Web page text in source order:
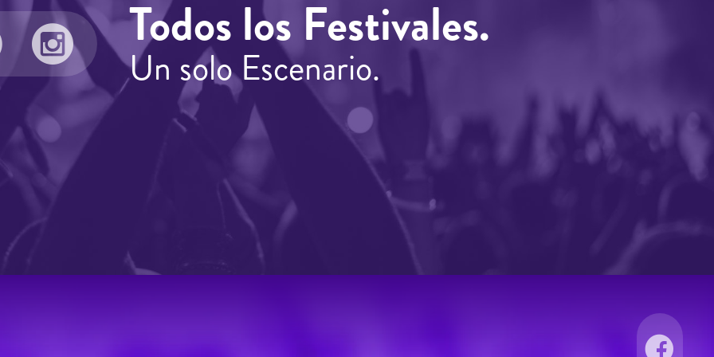
Todos los Festivales.
Un solo Escenario.